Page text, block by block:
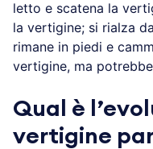
letto e scatena la
la vertigine; si rialza
rimane in piedi e
vertigine, ma
Qual è
vertigine